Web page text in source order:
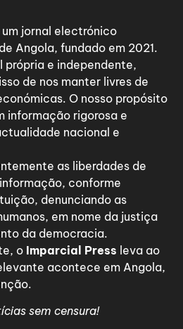
um jornal electrónico
Angola, fundado em 2021.
própria e independente,
de nos manter livres de
O nosso propósito
informação rigorosa e
nacional e
as liberdades de
conforme
denunciando as
em nome da justiça
da democracia.
o Imparcial Press leva ao
acontece em Angola,
sem censura!